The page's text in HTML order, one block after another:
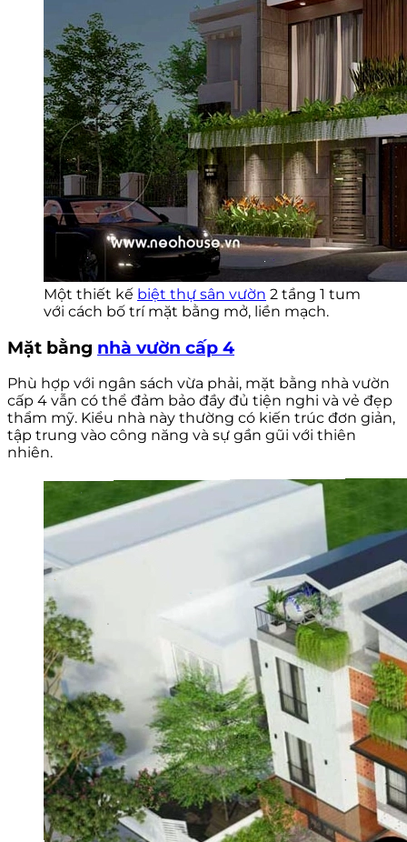
Một thiết kế biệt thự sân vườn 2 tầng 1 tum
với cách bố trí mặt bằng mở, liền mạch.
Mặt bằng nhà vườn cấp 4
Phù hợp với ngân sách vừa phải, mặt bằng nhà vườn
cấp 4 vẫn có thể đảm bảo đầy đủ tiện nghi và vẻ đẹp
thẩm mỹ. Kiểu nhà này thường có kiến trúc đơn giản,
tập trung vào công năng và sự gần gũi với thiên
nhiên.